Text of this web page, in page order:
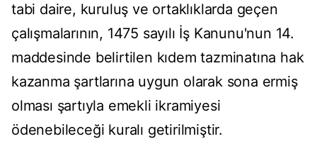
tabi daire, kuruluş ve ortaklıklarda geçen
çalışmalarının, 1475 sayılı İş Kanunu'nun 14.
maddesinde belirtilen kıdem tazminatına hak
kazanma şartlarına uygun olarak sona ermiş
olması şartıyla emekli ikramiyesi
ödenebileceği kuralı getirilmiştir.